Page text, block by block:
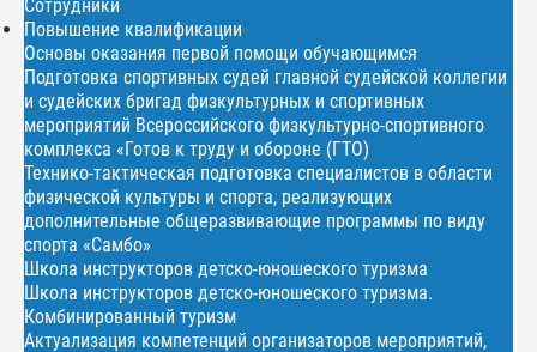
Сотрудники
Повышение квалификации
Основы оказания первой помощи обучающимся
Подготовка спортивных судей главной судейской коллегии
и судейских бригад физкультурных и спортивных
мероприятий Всероссийского физкультурно-спортивного
комплекса «Готов к труду и обороне (ГТО)
Технико-тактическая подготовка специалистов в области
физической культуры и спорта, реализующих
дополнительные общеразвивающие программы по виду
спорта «Самбо»
Школа инструкторов детско-юношеского туризма
Школа инструкторов детско-юношеского туризма.
Комбинированный туризм
Актуализация компетенций организаторов мероприятий,